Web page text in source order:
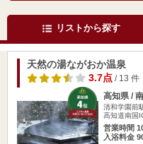
リストから探す
天然の湯ながおか温泉
3.7点/ 13 件
高知県 /
清和学園前
高知道南国
営業時間
入浴料金